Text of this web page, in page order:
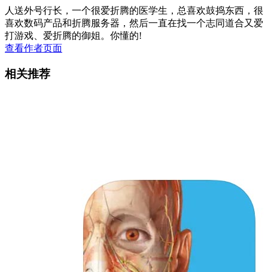
人送外号行长，一个很爱折腾的医学生，总喜欢鼓捣东西，很
喜欢数码产品和折腾服务器，然后一直在找一个志同道合又爱
打游戏、爱折腾的御姐。你懂的!
查看作者页面
相关推荐